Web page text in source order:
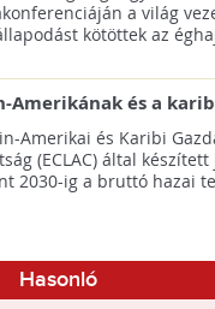
a világ
kötöttek az
Amerikának és a
növelniük kell
célok
Amerikai és Karibi
(ECLAC) által
2030-ig a bruttó hazai
Hasonló